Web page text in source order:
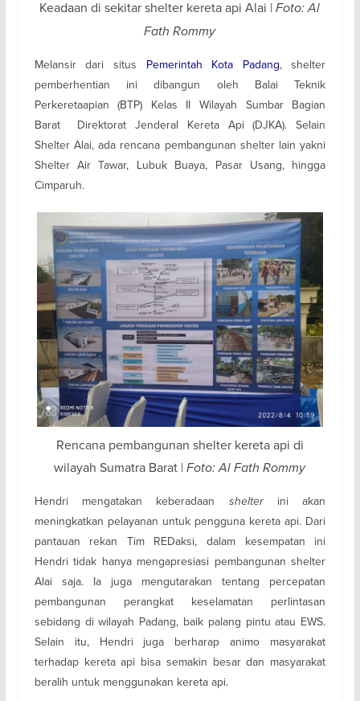
Keadaan di sekitar shelter kereta api Alai |Foto: Al
Fath Rommy
Melansir dari situs Pemerintah Kota Padang, shelter
pemberhentian ini dibangun oleh Balai Teknik
Perkeretaapian (BTP) Kelas II Wilayah Sumbar Bagian
Barat Direktorat Jenderal Kereta Api (DJKA). Selain
Shelter Alai, ada rencana pembangunan shelter lain yakni
Shelter Air Tawar, Lubuk Buaya, Pasar Usang, hingga
Cimparuh.
Rencana pembangunan shelter kereta api di
wilayah Sumatra Barat |Foto: Al Fath Rommy
Hendri mengatakan keberadaan shelter ini akan
meningkatkan pelayanan untuk pengguna kereta api. Dari
pantauan rekan Tim REDaksi, dalam kesempatan ini
Hendri tidak hanya mengapresiasi pembangunan shelter
Alai saja. Ia juga mengutarakan tentang percepatan
pembangunan perangkat keselamatan perlintasan
sebidang di wilayah Padang, baik palang pintu atau EWS.
Selain itu, Hendri juga berharap animo masyarakat
terhadap kereta api bisa semakin besar dan masyarakat
beralih untuk menggunakan kereta api.